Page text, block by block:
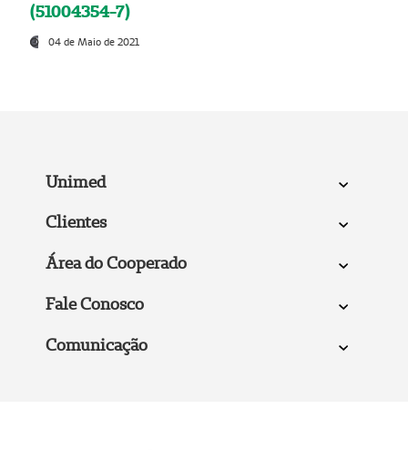
(51004354-7)
04 de Maio de 2021
Unimed
Clientes
Área do Cooperado
Fale Conosco
Comunicação